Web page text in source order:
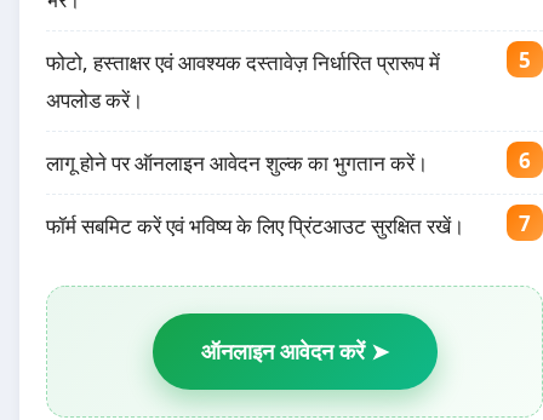
फोटो, हस्ताक्षर एवं आवश्यक दस्तावेज़ निर्धारित प्रारूप में
अपलोड करें।
लागू होने पर ऑनलाइन आवेदन शुल्क का भुगतान करें।
फॉर्म सबमिट करें एवं भविष्य के लिए प्रिंटआउट सुरक्षित रखें।
ऑनलाइन आवेदन करें ➤